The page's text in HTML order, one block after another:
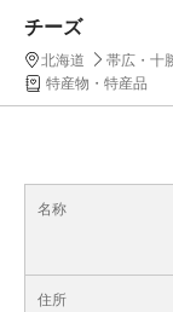
チーズ
北海道
帯広・十
特産物・特産品
名称
住所